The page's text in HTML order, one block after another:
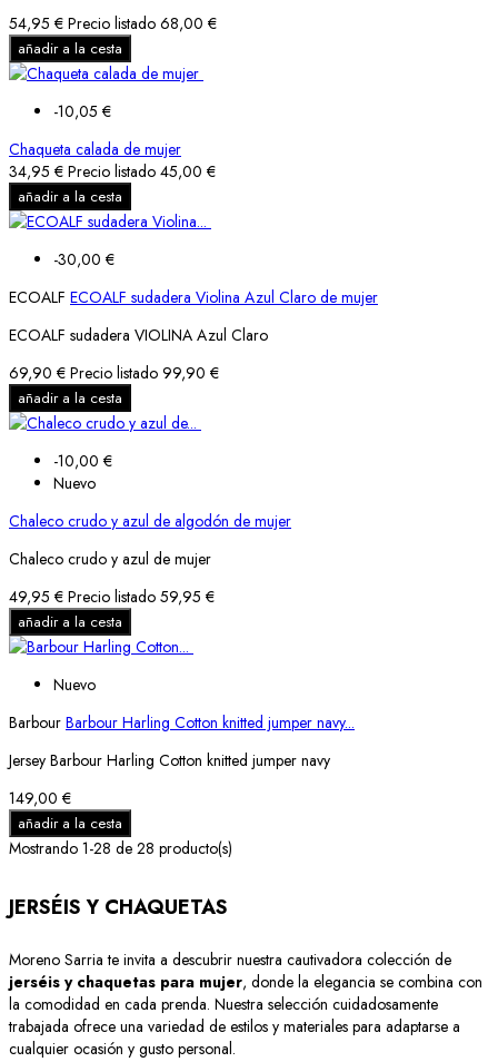
54,95 € Precio listado 68,00 €
añadir a la cesta
-10,05 €
Chaqueta calada de mujer
34,95 € Precio listado 45,00 €
añadir a la cesta
-30,00 €
ECOALF ECOALF sudadera Violina Azul Claro de mujer
ECOALF sudadera VIOLINA Azul Claro
69,90 € Precio listado 99,90 €
añadir a la cesta
-10,00 €
Nuevo
Chaleco crudo y azul de algodón de mujer
Chaleco crudo y azul de mujer
49,95 € Precio listado 59,95 €
añadir a la cesta
Nuevo
Barbour Barbour Harling Cotton knitted jumper navy...
Jersey Barbour Harling Cotton knitted jumper navy
149,00 €
añadir a la cesta
Mostrando 1-28 de 28 producto(s)
JERSÉIS Y CHAQUETAS
Moreno Sarria te invita a descubrir nuestra cautivadora colección de
jerséis y chaquetas para mujer, donde la elegancia se combina con
la comodidad en cada prenda. Nuestra selección cuidadosamente
trabajada ofrece una variedad de estilos y materiales para adaptarse a
cualquier ocasión y gusto personal.